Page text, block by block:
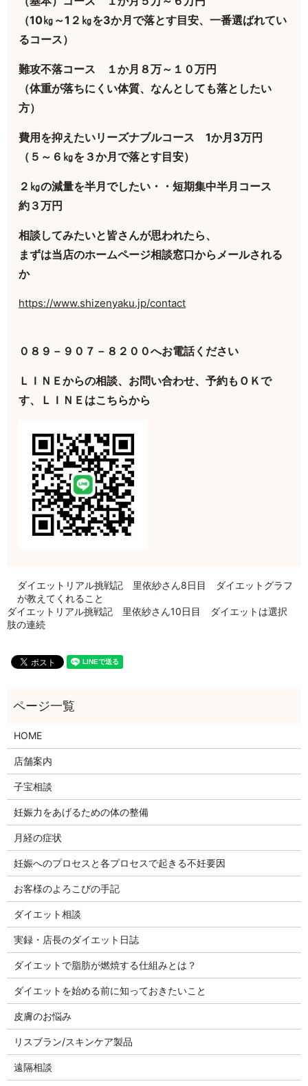
（10㎏～1２㎏を3か月で落とす目安、一番選ばれてい
るコース）
難攻不落コース １か月８万～１０万円
（体重が落ちにくい体質、なんとしても落としたい
方）
費用を抑えたいリーズナブルコース 1か月3万円
（５～６㎏を３か月で落とす目安）
２㎏の減量を半月でしたい・・短期集中半月コース
約３万円
相談してみたいと皆さんが思われたら、
まずは当店のホームページ相談窓口からメールされる
か
https://www.shizenyaku.jp/contact
０８９－９０７－８２００へお電話ください
ＬＩＮＥからの相談、お問い合わせ、予約もＯＫで
す、ＬＩＮＥはこちらから
ダイエットリアル挑戦記 里依紗さん8日目 ダイエットグラフ
が教えてくれること
ダイエットリアル挑戦記 里依紗さん10日目 ダイエットは選択
肢の連続
HOME
店舗案内
子宝相談
妊娠力をあげるための体の整備
月経の症状
妊娠へのプロセスと各プロセスで起きる不妊要因
お客様のよろこびの手記
ダイエット相談
実録・店長のダイエット日誌
ダイエットで脂肪が燃焼する仕組みとは？
ダイエットを始める前に知っておきたいこと
皮膚のお悩み
リスブラン/スキンケア製品
遠隔相談